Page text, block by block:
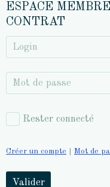
ESPACE
CONTRAT
Rester connecté
Créer un compte Mot de
Valider